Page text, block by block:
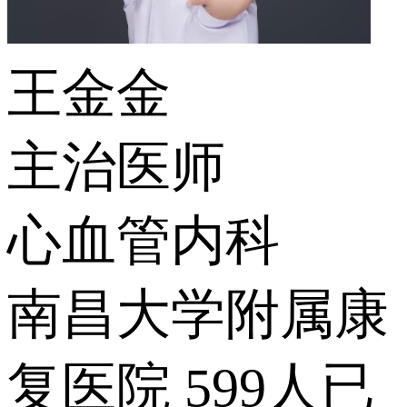
王金金
主治医师
心血管内科
南昌大学附属康
复医院 599人已